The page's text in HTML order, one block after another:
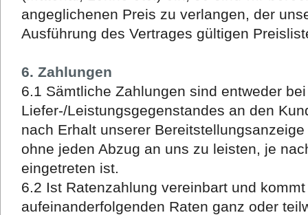
angeglichenen Preis zu verlangen, der
Ausführung des Vertrages gültigen
6. Zahlungen
6.1 Sämtliche Zahlungen sind entweder
Liefer-/Leistungsgegenstandes an den
nach Erhalt unserer
ohne jeden Abzug an uns zu leisten, je
eingetreten ist.
6.2 Ist Ratenzahlung vereinbart und
aufeinanderfolgenden Raten ganz oder